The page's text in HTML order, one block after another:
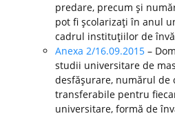
predare, precum şi
pot fi şcolarizaţi în anul
cadrul instituţiilor de
Anexa 2/16.09.2015 –
studii universitare de
desfăşurare, numărul de
transferabile pentru
universitare, formă de